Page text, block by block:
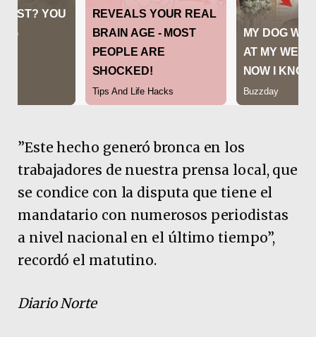
”Este hecho generó bronca en los
trabajadores de nuestra prensa local, que
se condice con la disputa que tiene el
mandatario con numerosos periodistas
a nivel nacional en el último tiempo”,
recordó el matutino.
Diario Norte